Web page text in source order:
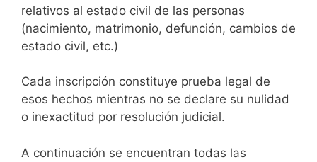
relativos al estado civil de las personas
(nacimiento, matrimonio, defunción, cambios de
estado civil, etc.)
Cada inscripción constituye prueba legal de
esos hechos mientras no se declare su nulidad
o inexactitud por resolución judicial.
A continuación se encuentran todas las